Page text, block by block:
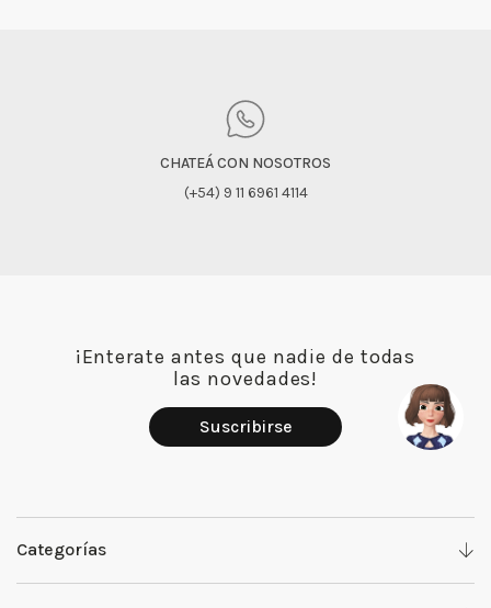
CHATEÁ CON NOSOTROS
(+54) 9 11 6961 4114
¡Enterate antes que nadie de todas
las novedades!
Suscribirse
Categorías